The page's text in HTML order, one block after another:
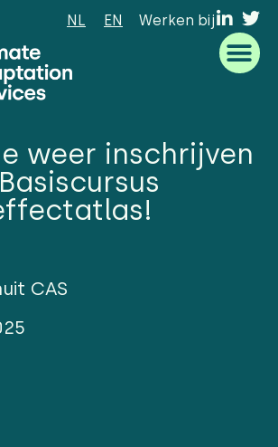
NL EN Werken bij
weer inschrijven
CAS